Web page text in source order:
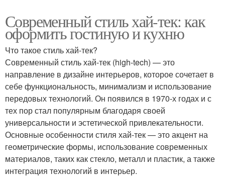
Современный стиль хай-тек: как
оформить гостиную и кухню
Что такое стиль хай-тек?
Современный стиль хай-тек (high-tech) — это
направление в дизайне интерьеров, которое сочетает в
себе функциональность, минимализм и использование
передовых технологий. Он появился в 1970-х годах и с
тех пор стал популярным благодаря своей
универсальности и эстетической привлекательности.
Основные особенности стиля хай-тек — это акцент на
геометрические формы, использование современных
материалов, таких как стекло, металл и пластик, а также
интеграция технологий в интерьер.